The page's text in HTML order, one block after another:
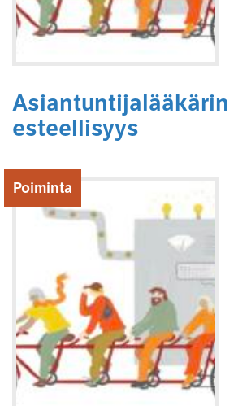
Asiantuntijalääkärin
esteellisyys
Poiminta